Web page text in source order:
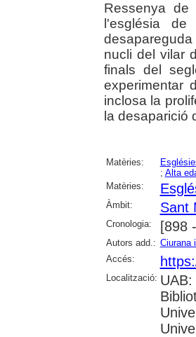
Ressenya de
l'església
desapareguda
nucli del vilar
finals del
experimentar
inclosa la
la desaparició
Matèries:
; Alta
Matèries:
Àmbit: Sant
Cronologia: [898
Autors add.: Ciurana
Accés:
Localització: